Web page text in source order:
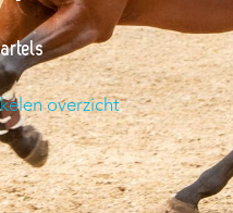
overzicht